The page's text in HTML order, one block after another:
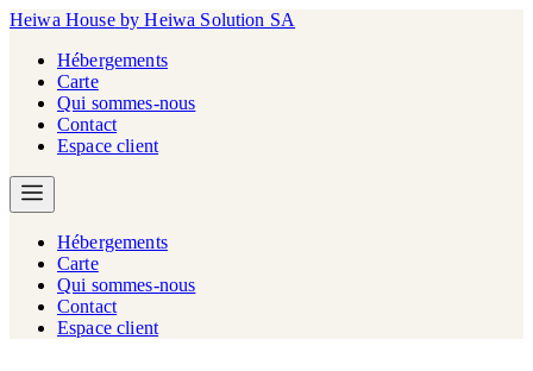
Heiwa House by Heiwa Solution SA
Hébergements
Carte
Qui sommes-nous
Contact
Espace client
Hébergements
Carte
Qui sommes-nous
Contact
Espace client